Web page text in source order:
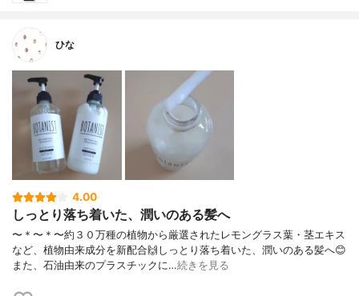
ひな
4.00
しっとり落ち着いた、潤いのある髪へ
〜＊〜＊〜約３０万種の植物から厳選されたレモングラス葉・茎エキス
など、植物由来成分を新配合🙌しっとり落ち着いた、潤いのある髪へ😊
また、石油由来のプラスチックに…続きを見る